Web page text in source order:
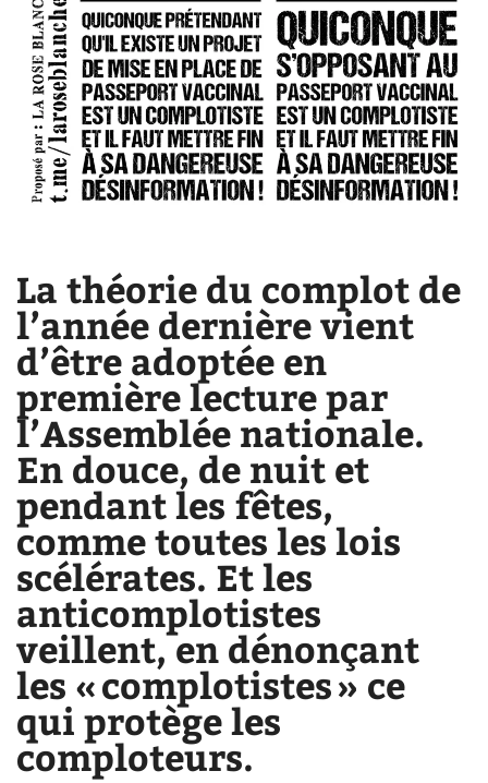
La théorie du complot de
l’année dernière vient
d’être adoptée en
première lecture par
l’Assemblée nationale.
En douce, de nuit et
pendant les fêtes,
comme toutes les lois
scélérates. Et les
anticomplotistes
veillent, en dénonçant
les « complotistes » ce
qui protège les
comploteurs.